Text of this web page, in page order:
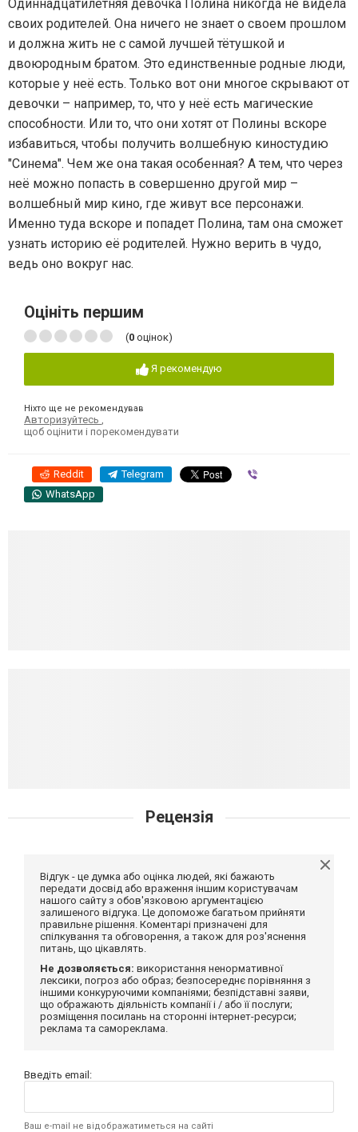
Одиннадцатилетняя девочка Полина никогда не видела
своих родителей. Она ничего не знает о своем прошлом
и должна жить не с самой лучшей тётушкой и
двоюродным братом. Это единственные родные люди,
которые у неё есть. Только вот они многое скрывают от
девочки – например, то, что у неё есть магические
способности. Или то, что они хотят от Полины вскоре
избавиться, чтобы получить волшебную киностудию
"Синема". Чем же она такая особенная? А тем, что через
неё можно попасть в совершенно другой мир –
волшебный мир кино, где живут все персонажи.
Именно туда вскоре и попадет Полина, там она сможет
узнать историю её родителей. Нужно верить в чудо,
ведь оно вокруг нас.
Оцініть першим
(0 оцінок)
Я рекомендую
Ніхто ще не рекомендував
Авторизуйтесь
щоб оцінити і порекомендувати
Reddit Telegram
WhatsApp
Рецензія
Відгук - це думка або оцінка людей, які бажають
передати досвід або враження іншим користувачам
нашого сайту з обов'язковою аргументацією
залишеного відгука. Це допоможе багатьом прийняти
правильне рішення. Коментарі призначені для
спілкування та обговорення, а також для роз'яснення
питань, що цікавлять.
Не дозволяється: використання ненормативної
лексики, погроз або образ; безпосереднє порівняння з
іншими конкуруючими компаніями; безпідставні заяви,
що ображають діяльність компанії і / або її послуги;
розміщення посилань на сторонні інтернет-ресурси;
реклама та самореклама.
Введіть email:
Ваш e-mail не відображатиметься на сайті